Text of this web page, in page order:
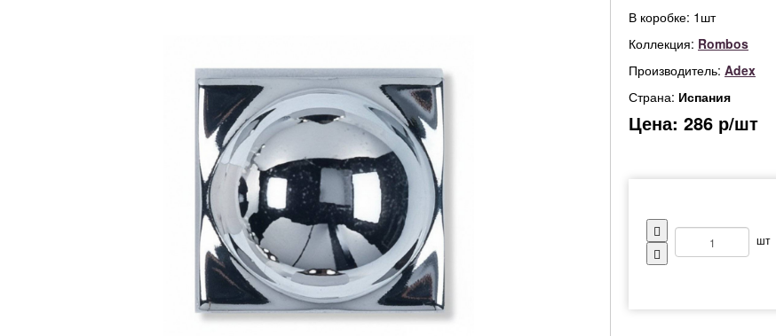
В коробке: 1шт
Коллекция: Rombos
Производитель: Adex
Страна: Испания
Цена: 286 р/шт
шт